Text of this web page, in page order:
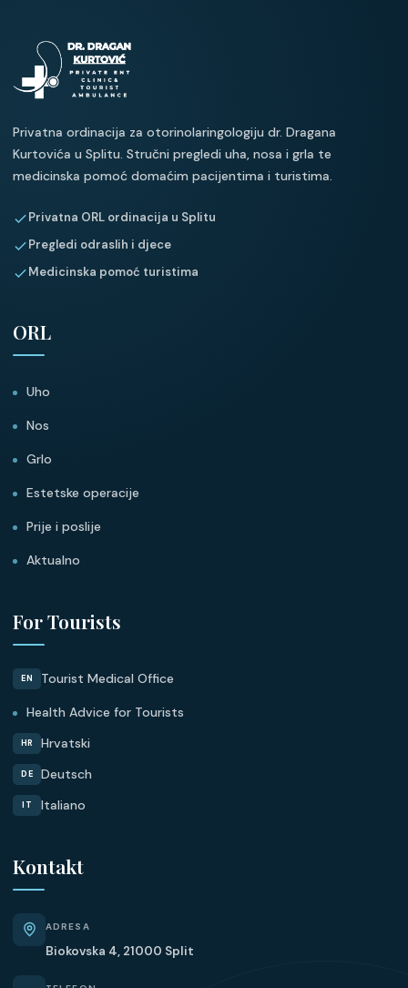
Privatna ordinacija za otorinolaringologiju dr. Dragana
Kurtovića u Splitu. Stručni pregledi uha, nosa i grla te
medicinska pomoć domaćim pacijentima i turistima.
Privatna ORL ordinacija u Splitu
Pregledi odraslih i djece
Medicinska pomoć turistima
ORL
Uho
Nos
Grlo
Estetske operacije
Prije i poslije
Aktualno
For Tourists
EN Tourist Medical Office
Health Advice for Tourists
HR Hrvatski
DE Deutsch
IT Italiano
Kontakt
ADRESA
Biokovska 4, 21000 Split